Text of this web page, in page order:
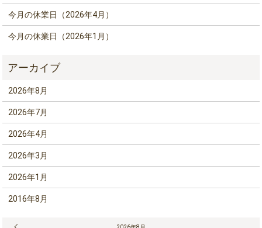
今月の休業日（2026年4月）
今月の休業日（2026年1月）
2026年8月
2026年7月
2026年4月
2026年3月
2026年1月
2016年8月